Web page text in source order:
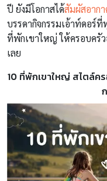
ปี ยังมีโอกาสได้สัมผัสอาก
บรรดากิจกรรมเอ้าท์ดอร์
ที่พักเขาใหญ่ ให้ครอบครั
เลย
10 ที่พักเขาใหญ่ สไตล์ค